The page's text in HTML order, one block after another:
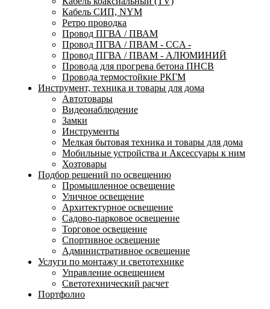
Кабель СИП, NYM
Ретро проводка
Провод ПГВА / ПВАМ
Провод ПГВА / ПВАМ - CCA -
Провод ПГВА / ПВАМ - АЛЮМИНИЙ
Провода для прогрева бетона ПНСВ
Провода термостойкие РКГМ
Инструмент, техника и товары для дома
Автотовары
Видеонаблюдение
Замки
Инструменты
Мелкая бытовая техника и товары для дома
Мобильные устройства и Аксессуары к ним
Хозтовары
Подбор решений по освещению
Промышленное освещение
Уличное освещение
Архитектурное освещение
Садово-парковое освещение
Торговое освещение
Спортивное освещение
Административное освещение
Услуги по монтажу и светотехнике
Управление освещением
Светотехнический расчет
Портфолио